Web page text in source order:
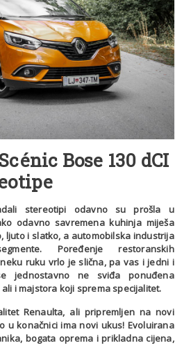
Bose 130 dCI
stereotipi odavno su prošla u
odavno savremena kuhinja miješa
ljuto i slatko, a automobilska industrija
Poređenje restoranskih
ruku vrlo je slična, pa vas i jedni i
jednostavno ne sviđa ponuđena
i majstora koji sprema specijalitet.
Renaulta, ali pripremljen na novi
u konačnici ima novi ukus! Evoluirana
bogata oprema i prikladna cijena,